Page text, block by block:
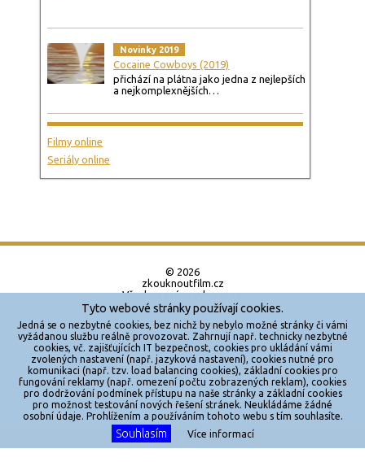
Novinky 2019
Cocaine Cowboys (2019)
přichází na plátna jako jedna z nejlepších
a nejkomplexnějších…
Filmy online
Seriály online
© 2026
zkouknoutfilm.cz
Všechna práva vyhrazena.
Powered by
Reklama
Sítě
Redakce
Jakékoliv užití obsahu je bez souhlasu provozovatele zakázáno.
Tyto webové stránky používají cookies.
Jedná se o nezbytné cookies, bez nichž by nebylo možné stránky či vámi
vyžádanou službu reálně provozovat. Zahrnují např. technicky nezbytné
cookies, vč. zajišťujících IT bezpečnost, cookies pro ukládání vámi
zvolených nastavení (např. jazyková nastavení), cookies nutné pro
komunikaci (např. tzv. load balancing cookies), základní cookies pro
fungování reklamy (např. omezení počtu zobrazených reklam), cookies
pro dodržování podmínek přístupu na naše stránky a základní cookies
pro možnost testování nových řešení stránek. Neukládáme žádné
osobní údaje. Prohlížením a používáním tohoto webu s tím souhlasíte.
Souhlasím Více informací